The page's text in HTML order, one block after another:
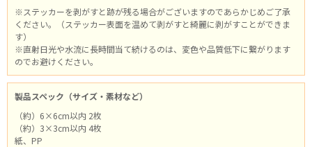
※ステッカーを剥がすと跡が残る場合がございますのであらかじめご了承
ください。（ステッカー表面を温めて剥がすと綺麗に剥がすことができま
す）
※直射日光や水流に長時間当て続けるのは、変色や品質低下に繋がります
のでお避けください。
製品スペック（サイズ・素材など）
（約）6×6cm以内 2枚
（約）3×3cm以内 4枚
紙、PP